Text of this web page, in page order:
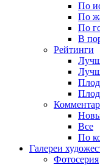
По
По
По
В
Рейтинги
Все
По
Галереи
Фотосерия